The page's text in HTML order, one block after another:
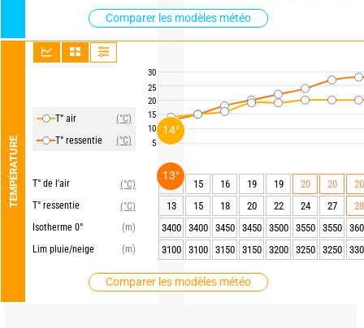
Comparer les modèles météo
TEMPÉRATURE
T° air
(°C)
T° ressentie
(°C)
T° de l'air
(°C)
T° ressentie
(°C)
Isotherme 0°
(m)
Lim pluie/neige
(m)
Comparer les modèles météo
30
25
20
15
10
5
15 16 19 19 20 20
20
13
15 18 20 22 24 27
28
3400
3400 3450 3450 3500 3550 3550
3100
3100 3150 3150 3200 3250 3250
14°
13°